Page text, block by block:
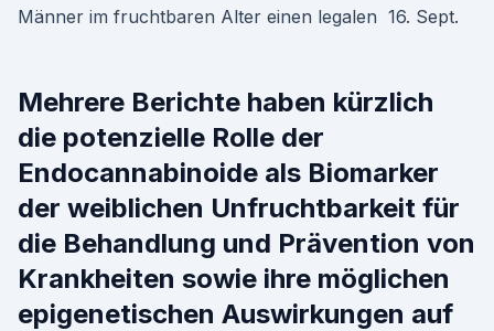
Männer im fruchtbaren Alter einen legalen 16. Sept.
Mehrere Berichte haben kürzlich
die potenzielle Rolle der
Endocannabinoide als Biomarker
der weiblichen Unfruchtbarkeit für
die Behandlung und Prävention von
Krankheiten sowie ihre möglichen
epigenetischen Auswirkungen auf